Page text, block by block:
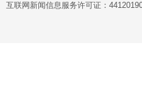
互联网新闻信息服务许可证：